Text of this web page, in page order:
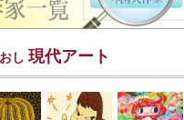
し 現代アート